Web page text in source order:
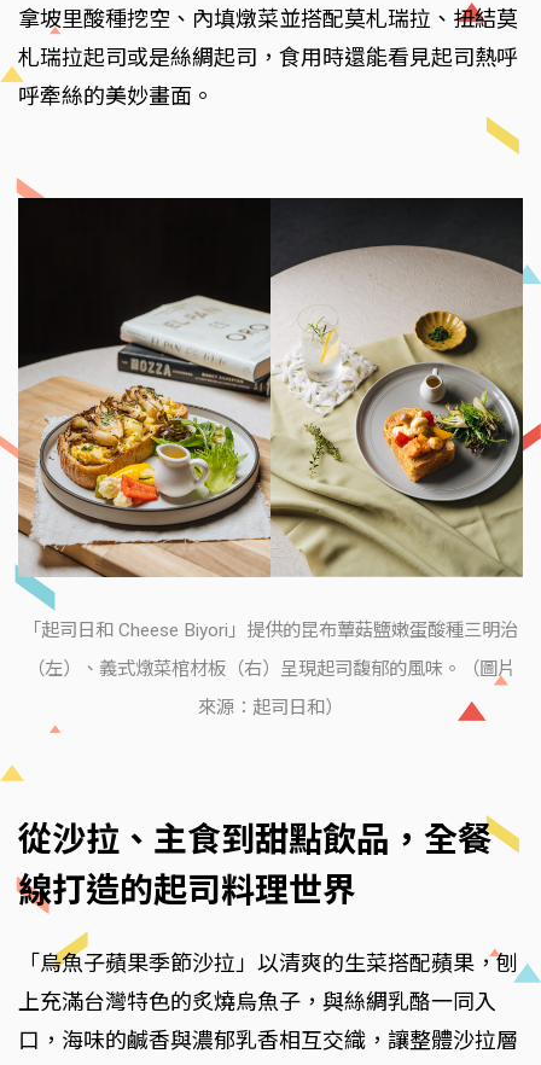
拿坡里酸種挖空、內填燉菜並搭配莫札瑞拉、扭結莫
札瑞拉起司或是絲綢起司，食用時還能看見起司熱呼
呼牽絲的美妙畫面。
「起司日和 Cheese Biyori」提供的昆布蕈菇鹽嫩蛋酸種三明治
（左）、義式燉菜棺材板（右）呈現起司馥郁的風味。（圖片
來源：起司日和）
從沙拉、主食到甜點飲品，全餐
線打造的起司料理世界
「烏魚子蘋果季節沙拉」以清爽的生菜搭配蘋果，刨
上充滿台灣特色的炙燒烏魚子，與絲綢乳酪一同入
口，海味的鹹香與濃郁乳香相互交織，讓整體沙拉層